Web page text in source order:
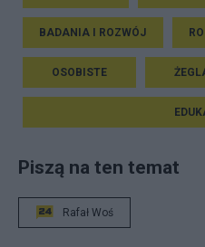
BADANIA I ROZWÓJ
OSOBISTE
Piszą na ten temat
Rafał Woś